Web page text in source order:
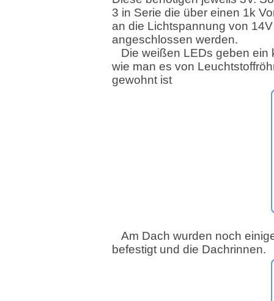
3 in Serie die über einen 1k
an die Lichtspannung von 14V
angeschlossen werden.
Die weißen LEDs geben ein
wie man es von
gewohnt ist
Am Dach wurden noch
befestigt und die Dachrinnen.